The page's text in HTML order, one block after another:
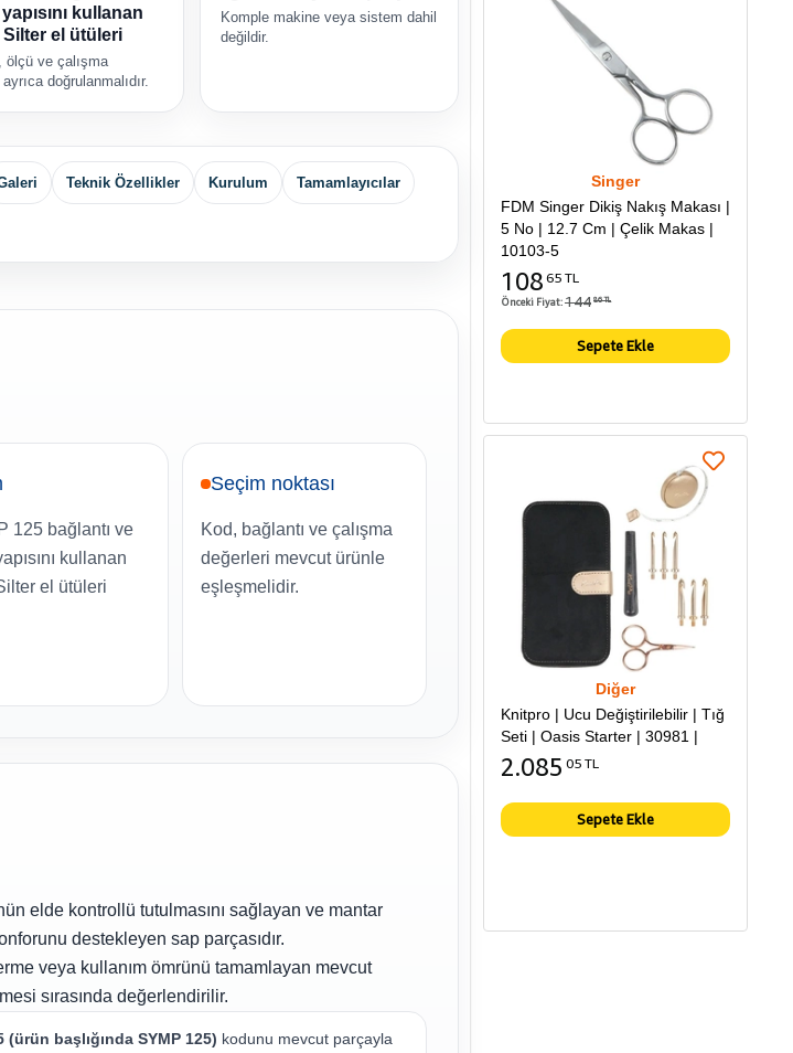
kullanan
el ütüleri
ölçü ve çalışma
doğrulanmalıdır.
Komple makine veya sistem dahil
değildir.
Teknik Özellikler Kurulum Tamamlayıcılar
125 bağlantı ve
kullanan
el ütüleri
Seçim noktası
Kod, bağlantı ve çalışma
değerleri mevcut ürünle
eşleşmelidir.
elde kontrollü tutulmasını sağlayan ve mantar
destekleyen sap parçasıdır.
veya kullanım ömrünü tamamlayan mevcut
sırasında değerlendirilir.
(ürün başlığında SYMP 125) kodunu mevcut parçayla
Singer
FDM Singer Dikiş Nakış Makası |
5 No | 12.7 Cm | Çelik Makas |
10103-5
108 65 TL
Önceki Fiyat:144 86 TL
Sepete Ekle
Diğer
Knitpro | Ucu Değiştirilebilir | Tığ
Seti | Oasis Starter | 30981 |
2.085 05 TL
Sepete Ekle